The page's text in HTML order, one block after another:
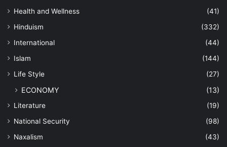
Health and Wellness
(41)
Hinduism
(332)
International
(44)
Islam
(144)
Life Style
(27)
ECONOMY (13)
Literature
(19)
National Security
(98)
Naxalism
(43)